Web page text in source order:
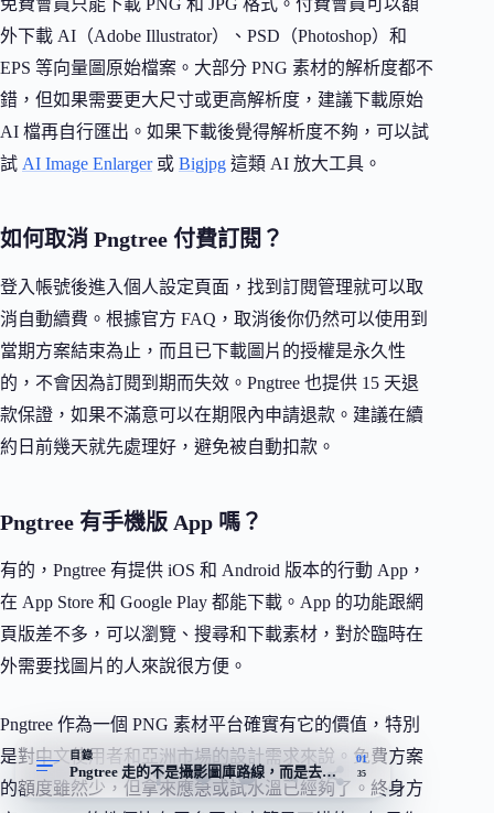
免費會員只能下載 PNG 和 JPG 格式。付費會員可以額
外下載 AI（Adobe Illustrator）、PSD（Photoshop）和
EPS 等向量圖原始檔案。大部分 PNG 素材的解析度都不
錯，但如果需要更大尺寸或更高解析度，建議下載原始
AI 檔再自行匯出。如果下載後覺得解析度不夠，可以試
試 AI Image Enlarger或 Bigjpg 這類 AI 放大工具。
如何取消 Pngtree 付費訂閱？
登入帳號後進入個人設定頁面，找到訂閱管理就可以取
消自動續費。根據官方 FAQ，取消後你仍然可以使用到
當期方案結束為止，而且已下載圖片的授權是永久性
的，不會因為訂閱到期而失效。Pngtree 也提供 15 天退
款保證，如果不滿意可以在期限內申請退款。建議在續
約日前幾天就先處理好，避免被自動扣款。
Pngtree 有手機版 App 嗎？
有的，Pngtree 有提供 iOS 和 Android 版本的行動 App，
在 App Store 和 Google Play 都能下載。App 的功能跟網
頁版差不多，可以瀏覽、搜尋和下載素材，對於臨時在
外需要找圖片的人來說很方便。
Pngtree 作為一個 PNG 素材平台確實有它的價值，特別
是對中文使用者和亞洲市場的設計需求來說。免費方案
的額度雖然少，但拿來應急或試水溫已經夠了。終身方
目錄
Pngtree 走的不是攝影圖庫路線，而是去背素材
01
35